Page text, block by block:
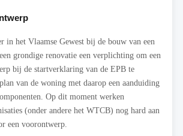
in het Vlaamse Gewest bij de bouw van een
grondige renovatie een verplichting om een
bij de startverklaring van de EPB te
van de woning met daarop een aanduiding
Op dit moment werken
(onder andere het WTCB) nog hard aan
een voorontwerp.